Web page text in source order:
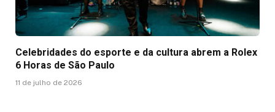
Celebridades do esporte e da cultura abrem a Rolex
6 Horas de São Paulo
11 de julho de 2026